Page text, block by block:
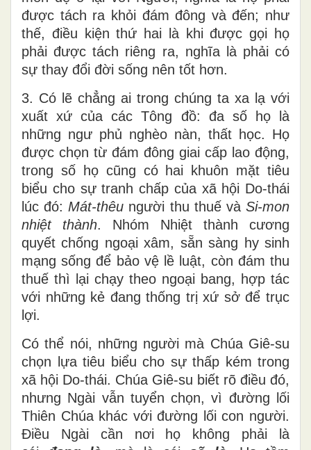
được tách ra khỏi đám đông và đến; như
thế, điều kiện thứ hai là khi được gọi họ
phải được tách riêng ra, nghĩa là phải có
sự thay đổi đời sống nên tốt hơn.
3. Có lẽ chẳng ai trong chúng ta xa lạ với
xuất xứ của các Tông đồ: đa số họ là
những ngư phủ nghèo nàn, thất học. Họ
được chọn từ đám đông giai cấp lao động,
trong số họ cũng có hai khuôn mặt tiêu
biểu cho sự tranh chấp của xã hội Do-thái
lúc đó: Mát-thêu người thu thuế vàSi-mon
nhiệt thành. Nhóm Nhiệt thành cương
quyết chống ngoại xâm, sẵn sàng hy sinh
mạng sống để bảo vệ lề luật, còn đám thu
thuế thì lại chạy theo ngoại bang, hợp tác
với những kẻ đang thống trị xứ sở để trục
lợi.
Có thể nói, những người mà Chúa Giê-su
chọn lựa tiêu biểu cho sự thấp kém trong
xã hội Do-thái. Chúa Giê-su biết rõ điều đó,
nhưng Ngài vẫn tuyển chọn, vì đường lối
Thiên Chúa khác với đường lối con người.
Điều Ngài cần nơi họ không phải là